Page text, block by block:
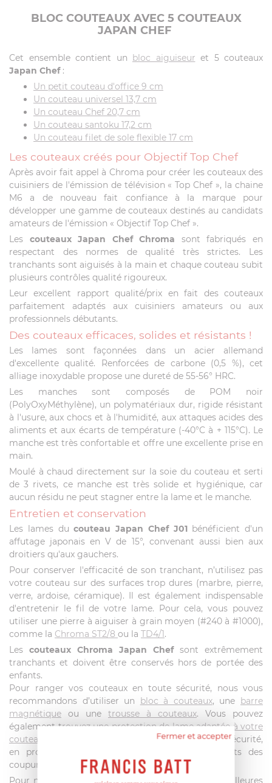
BLOC COUTEAUX AVEC 5 COUTEAUX
JAPAN CHEF
Cet ensemble contient un bloc aiguiseur et 5 couteaux
Japan Chef:
Un petit couteau d'office 9 cm
Un couteau universel 13,7 cm
Un couteau Chef 20,7 cm
Un couteau santoku 17,2 cm
Un couteau filet de sole flexible 17 cm
Les couteaux créés pour Objectif Top Chef
Après avoir fait appel à Chroma pour créer les couteaux des
cuisiniers de l'émission de télévision « Top Chef », la chaine
M6 a de nouveau fait confiance à la marque pour
développer une gamme de couteaux destinés au candidats
amateurs de l'émission « Objectif Top Chef ».
Les couteauxJapan Chef Chroma sont fabriqués en
respectant des normes de qualité très strictes. Les
tranchants sont aiguisés à la main et chaque couteau subit
plusieurs contrôles qualité rigoureux.
Leur excellent rapport qualité/prix en fait des couteaux
parfaitement adaptés aux cuisiniers amateurs ou aux
professionnels débutants.
Des couteaux efficaces, solides et résistants !
Les lames sont façonnées dans un acier allemand
d'excellente qualité. Renforcées de carbone (0,5 %), cet
alliage inoxydable propose une dureté de 55-56° HRC.
Les manches sont composés de POM noir
(PolyOxyMéthylène), un polymatériaux dur, rigide résistant
à l'usure, aux chocs et à l'humidité, aux attaques acides des
aliments et aux écarts de température (-40°C à + 115°C). Le
manche est très confortable et offre une excellente prise en
main.
Moulé à chaud directement sur la soie du couteau et serti
de 3 rivets, ce manche est très solide et hygiénique, car
aucun résidu ne peut stagner entre la lame et le manche.
Entretien et conservation
Les lames ducouteau Japan Chef J01bénéficient d'un
affutage japonais en V de 15°, convenant aussi bien aux
droitiers qu'aux gauchers.
Pour conserver l'efficacité de son tranchant, n’utilisez pas
votre couteau sur des surfaces trop dures (marbre, pierre,
verre, ardoise, céramique). Il est également indispensable
d'entretenir le fil de votre lame. Pour cela, vous pouvez
utiliser une pierre à aiguiser à grain moyen (#240 à #1000),
comme la Chroma ST2/8 ou la TD4/1.
Les couteaux Chroma Japan Chef sont extrêmement
tranchants et doivent être conservés hors de portée des
enfants.
Pour ranger vos couteaux en toute sécurité, nous vous
recommandons d’utiliser un bloc à couteaux, une barre
magnétique ou une trousse à couteaux. Vous pouvez
également trouvezune protection de lame adaptée à votre
couteau
pour le transporter ou le ranger en toute sécurité,
en protégeant la lame des chocs et vos doigts des
coupures.
Pour nettoyer vos couteaux de cuisine dans les meilleures
Fermer et accepter